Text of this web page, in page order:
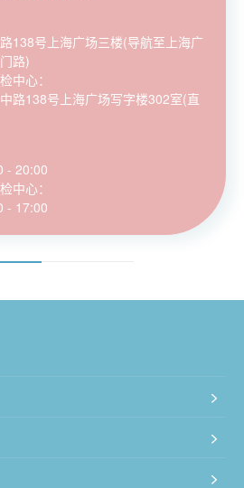
138号上海广场三楼(导航至上海广
路)
中心：
路138号上海广场写字楼302室(直
- 20:00
中心：
- 17:00